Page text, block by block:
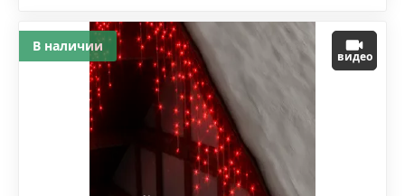
видео
В наличии